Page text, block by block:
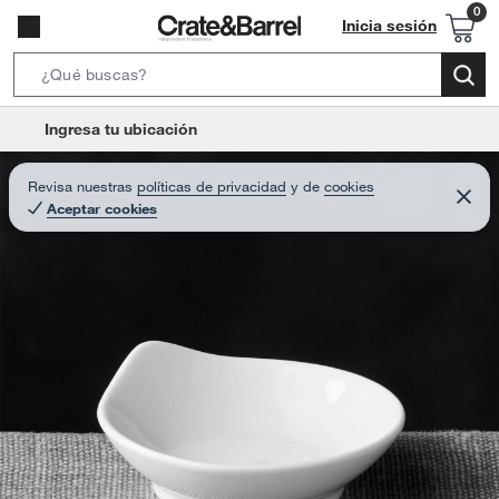
Inicia sesión
e
r
c
o
t
n
Ingresa tu ubicación
Revisa nuestras políticas de privacidad y de cookies
Aceptar cookies
C
e
r